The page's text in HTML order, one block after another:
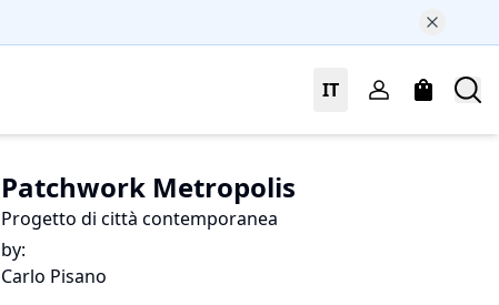
IT
Patchwork Metropolis
Progetto di città contemporanea
by:
Carlo Pisano